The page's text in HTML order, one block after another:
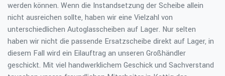
werden können. Wenn die Instandsetzung der Scheibe allein
nicht ausreichen sollte, haben wir eine Vielzahl von
unterschiedlichen Autoglasscheiben auf Lager. Nur selten
haben wir nicht die passende Ersatzscheibe direkt auf Lager, in
diesem Fall wird ein Eilauftrag an unseren Großhändler
geschickt. Mit viel handwerklichem Geschick und Sachverstand